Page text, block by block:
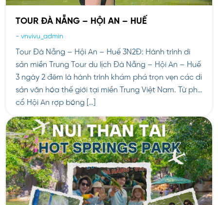
TOUR ĐÀ NẴNG – HỘI AN – HUẾ
- vnvivu_admin
Tour Đà Nẵng – Hội An – Huế 3N2Đ: Hành trình di
sản miền Trung Tour du lịch Đà Nẵng – Hội An – Huế
3 ngày 2 đêm là hành trình khám phá trọn vẹn các di
sản văn hóa thế giới tại miền Trung Việt Nam. Từ phố
cổ Hội An rợp bóng […]